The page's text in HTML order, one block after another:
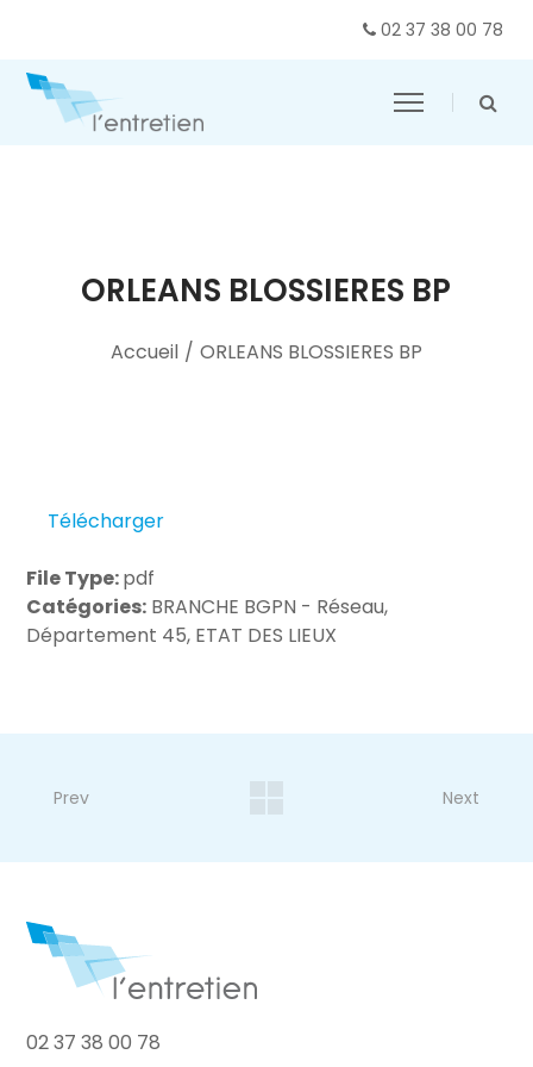
02 37 38 00 78
ORLEANS BLOSSIERES BP
Accueil / ORLEANS BLOSSIERES BP
Télécharger
File Type:pdf
Catégories: BRANCHE BGPN - Réseau,
Département 45, ETAT DES LIEUX
Prev Next
02 37 38 00 78